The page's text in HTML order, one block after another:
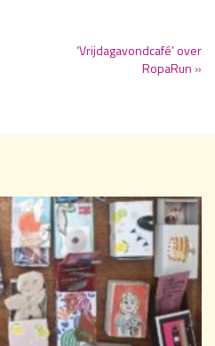
‘Vrijdagavondcafé’ over
RopaRun »